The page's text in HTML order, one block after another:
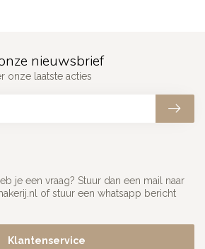
je een vraag? Stuur dan een mail naar
of stuur een whatsapp bericht
Klantenservice
nieuwsbrief
onze laatste acties